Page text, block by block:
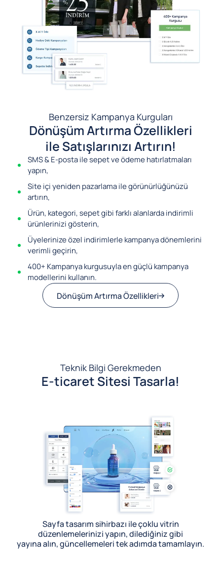
Benzersiz Kampanya Kurguları
Dönüşüm Artırma Özellikleri
ile Satışlarınızı Artırın!
SMS & E-posta ile sepet ve ödeme hatırlatmaları
yapın,
Site içi yeniden pazarlama ile görünürlüğünüzü
artırın,
Ürün, kategori, sepet gibi farklı alanlarda indirimli
ürünlerinizi gösterin,
Üyelerinize özel indirimlerle kampanya dönemlerini
verimli geçirin,
400+ Kampanya kurgusuyla en güçlü kampanya
modellerini kullanın.
Dönüşüm Artırma Özellikleri
Teknik Bilgi Gerekmeden
E-ticaret Sitesi Tasarla!
Sayfa tasarım sihirbazı ile çoklu vitrin
düzenlemelerinizi yapın, dilediğiniz gibi
yayına alın, güncellemeleri tek adımda tamamlayın.